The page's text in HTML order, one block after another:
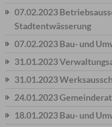
07.02.2023
Stadtentwässerung
07.02.2023 Bau- und
31.01.2023
31.01.2023
24.01.2023 Gemeinderat
18.01.2023 Bau- und